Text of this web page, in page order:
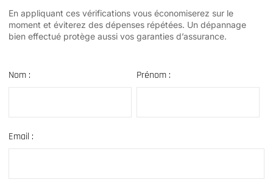
En appliquant ces vérifications vous économiserez sur le
moment et éviterez des dépenses répétées. Un dépannage
bien effectué protège aussi vos garanties d’assurance.
Nom : Prénom :
Email :